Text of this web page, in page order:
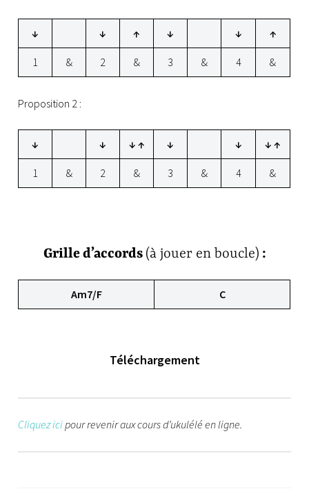
↓ ↓ ↑ ↓ ↓ ↑
1 & 2 & 3 & 4 &
Proposition 2 :
↓ ↓ ↓ ↑ ↓ ↓ ↓ ↑
1 & 2 & 3 & 4 &
Grille d’accords (à jouer en boucle) :
Am7/F C
Téléchargement
Cliquez icipour revenir aux cours d’ukulélé en ligne.